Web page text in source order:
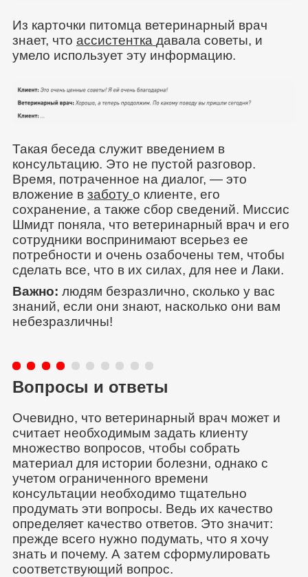
Из карточки питомца ветеринарный врач
знает, что ассистентка давала советы, и
умело использует эту информацию.
Такая беседа служит введением в
консультацию. Это не пустой разговор.
Время, потраченное на диалог, — это
вложение в заботу о клиенте, его
сохранение, а также сбор сведений. Миссис
Шмидт поняла, что ветеринарный врач и его
сотрудники воспринимают всерьез ее
потребности и очень озабочены тем, чтобы
сделать все, что в их силах, для нее и Лаки.
Важно: людям безразлично, сколько у вас
знаний, если они знают, насколько они вам
небезразличны!
Вопросы и ответы
Очевидно, что ветеринарный врач может и
считает необходимым задать клиенту
множество вопросов, чтобы собрать
материал для истории болезни, однако с
учетом ограниченного времени
консультации необходимо тщательно
продумать эти вопросы. Ведь их качество
определяет качество ответов. Это значит:
прежде всего нужно подумать, что я хочу
знать и почему. А затем сформулировать
соответствующий вопрос.